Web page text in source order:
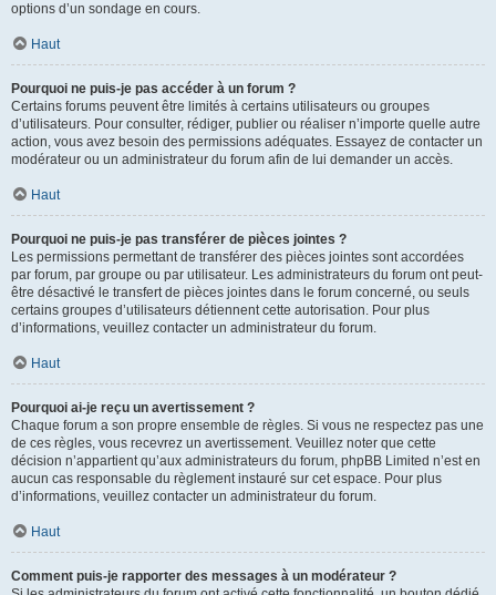
options d’un sondage en cours.
Haut
Pourquoi ne puis-je pas accéder à un forum ?
Certains forums peuvent être limités à certains utilisateurs ou groupes
d’utilisateurs. Pour consulter, rédiger, publier ou réaliser n’importe quelle autre
action, vous avez besoin des permissions adéquates. Essayez de contacter un
modérateur ou un administrateur du forum afin de lui demander un accès.
Haut
Pourquoi ne puis-je pas transférer de pièces jointes ?
Les permissions permettant de transférer des pièces jointes sont accordées
par forum, par groupe ou par utilisateur. Les administrateurs du forum ont peut-
être désactivé le transfert de pièces jointes dans le forum concerné, ou seuls
certains groupes d’utilisateurs détiennent cette autorisation. Pour plus
d’informations, veuillez contacter un administrateur du forum.
Haut
Pourquoi ai-je reçu un avertissement ?
Chaque forum a son propre ensemble de règles. Si vous ne respectez pas une
de ces règles, vous recevrez un avertissement. Veuillez noter que cette
décision n’appartient qu’aux administrateurs du forum, phpBB Limited n’est en
aucun cas responsable du règlement instauré sur cet espace. Pour plus
d’informations, veuillez contacter un administrateur du forum.
Haut
Comment puis-je rapporter des messages à un modérateur ?